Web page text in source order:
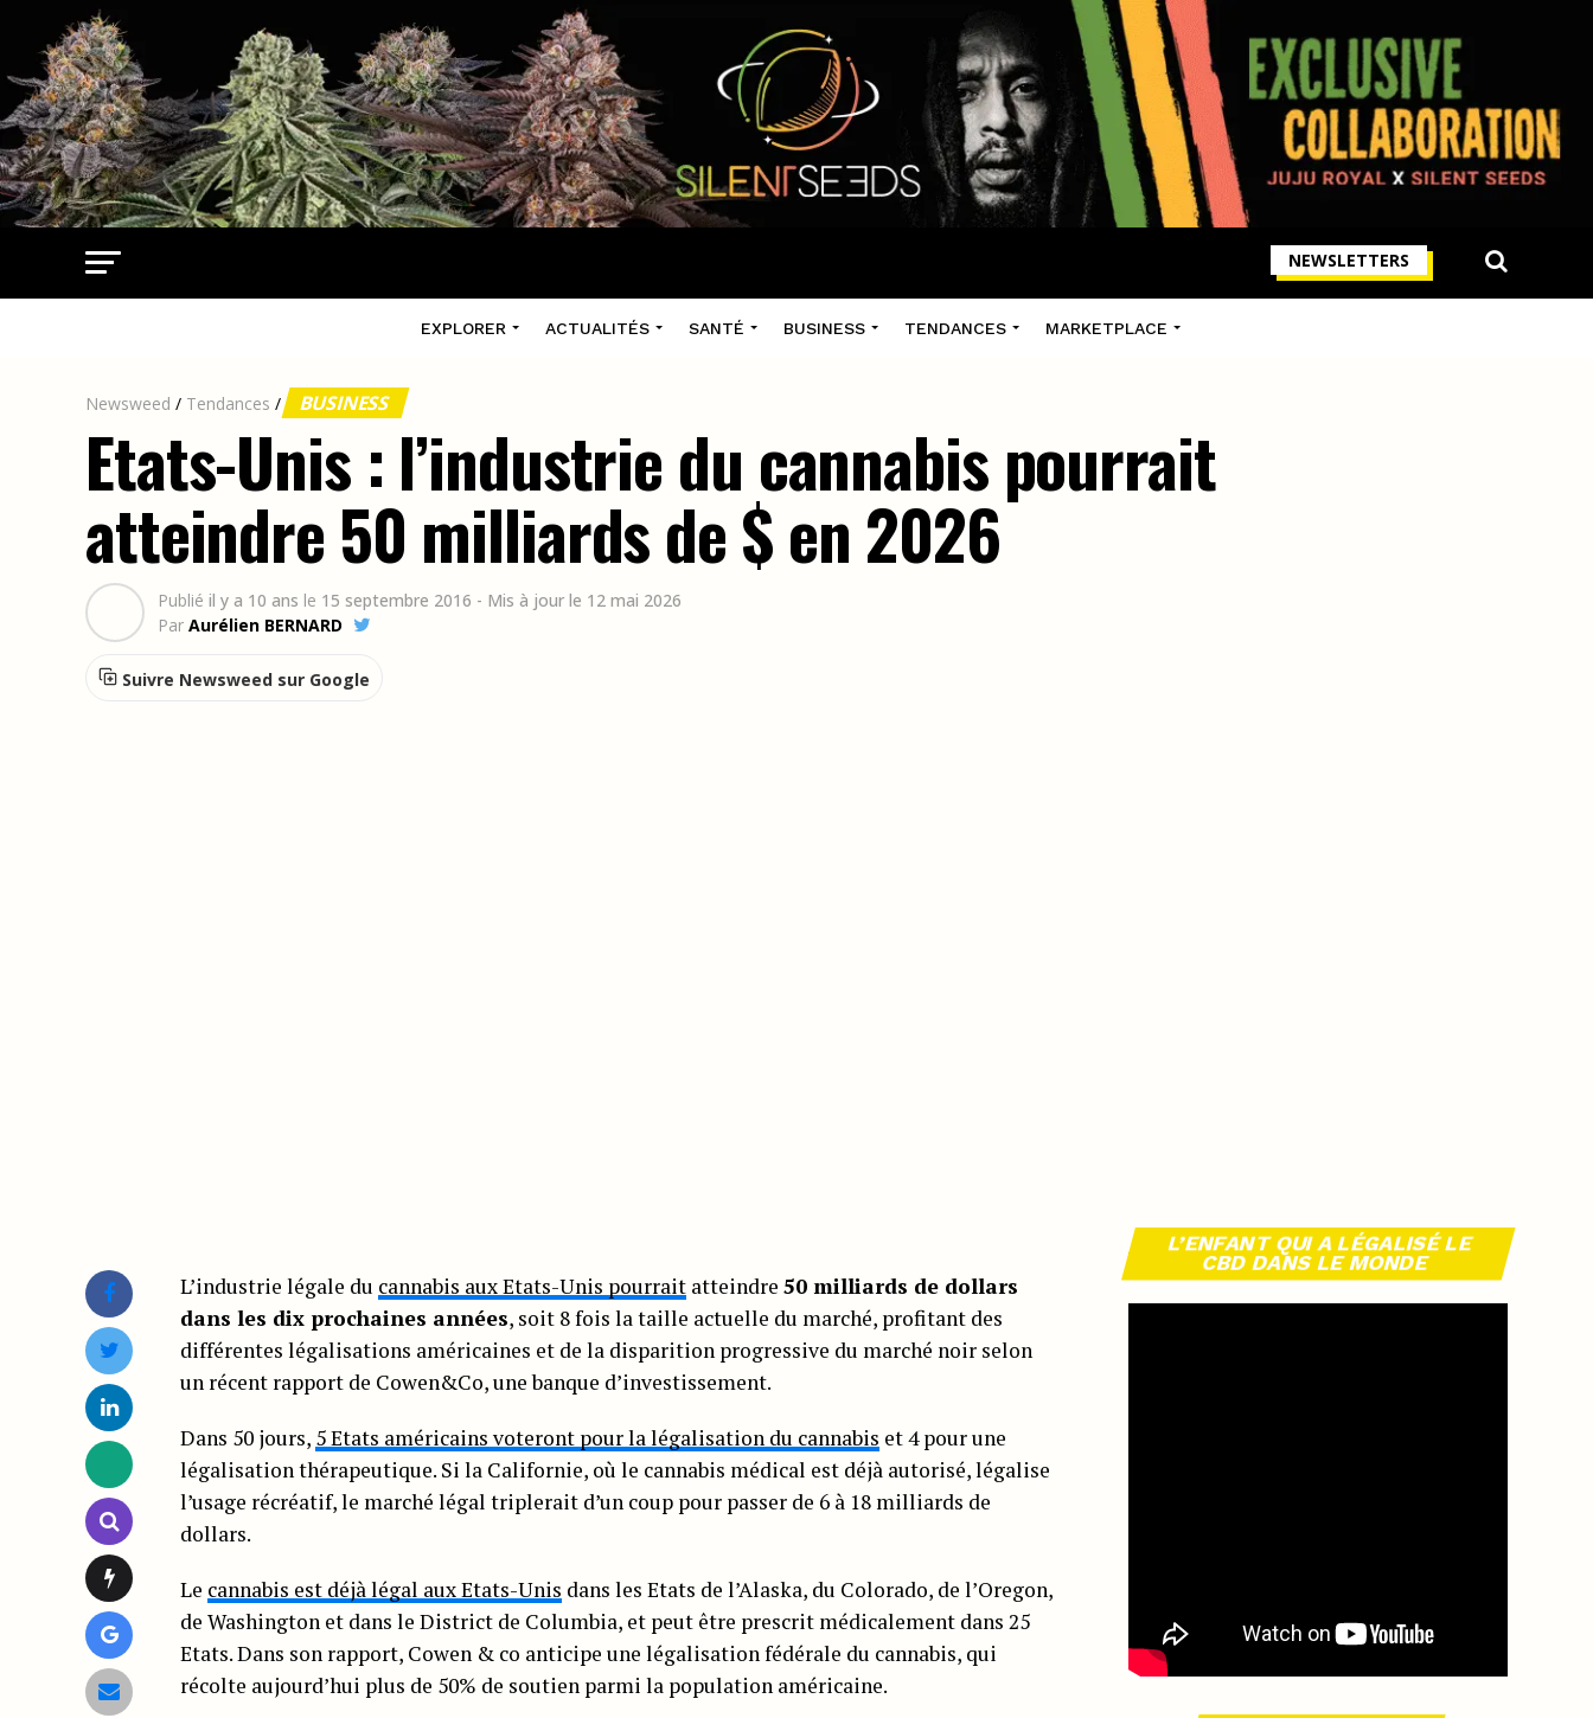
NEWSLETTERS
EXPLORER ACTUALITÉS SANTÉ BUSINESS TENDANCES MARKETPLACE
Newsweed / Tendances / BUSINESS
Etats-Unis : l’industrie du cannabis pourrait
atteindre 50 milliards de $ en 2026
Publié il y a 10 ans le 15 septembre 2016 - Mis à jour le 12 mai 2026
Par Aurélien BERNARD
Suivre Newsweed sur Google
L’industrie légale du cannabis aux Etats-Unis pourrait atteindre 50 milliards de dollars
dans les dix prochaines années, soit 8 fois la taille actuelle du marché, profitant des
différentes légalisations américaines et de la disparition progressive du marché noir selon
un récent rapport de Cowen&Co, une banque d’investissement.
Dans 50 jours, 5 Etats américains voteront pour la légalisation du cannabis et 4 pour une
légalisation thérapeutique. Si la Californie, où le cannabis médical est déjà autorisé, légalise
l’usage récréatif, le marché légal triplerait d’un coup pour passer de 6 à 18 milliards de
dollars.
Le cannabis est déjà légal aux Etats-Unis dans les Etats de l’Alaska, du Colorado, de l’Oregon,
de Washington et dans le District de Columbia, et peut être prescrit médicalement dans 25
Etats. Dans son rapport, Cowen & co anticipe une légalisation fédérale du cannabis, qui
récolte aujourd’hui plus de 50% de soutien parmi la population américaine.
L’ENFANT QUI A LÉGALISÉ LE
CBD DANS LE MONDE